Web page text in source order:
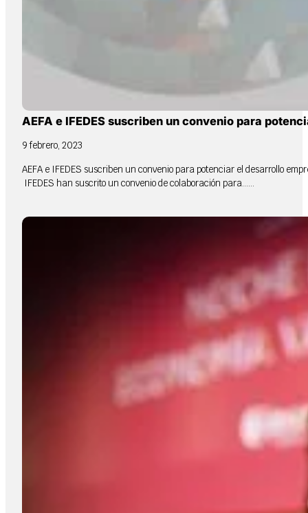
AEFA e IFEDES suscriben un convenio para
9 febrero, 2023
AEFA e IFEDES suscriben un convenio para potenciar el desarrollo
IFEDES han suscrito un convenio de colaboración para…...